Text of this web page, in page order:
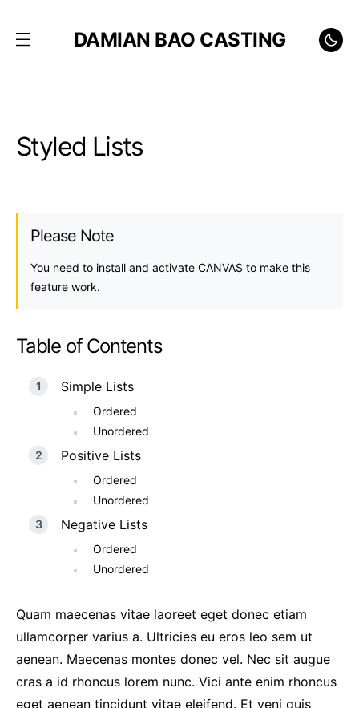
DAMIAN BAO CASTING
Styled Lists
Please Note
You need to install and activate CANVAS to make this
feature work.
Table of Contents
Simple Lists
Ordered
Unordered
Positive Lists
Ordered
Unordered
Negative Lists
Ordered
Unordered
Quam maecenas vitae laoreet eget donec etiam
ullamcorper varius a. Ultricies eu eros leo sem ut
aenean. Maecenas montes donec vel. Nec sit augue
cras a id rhoncus lorem nunc. Vici ante enim rhoncus
eget aenean tincidunt vitae eleifend. Et veni quis